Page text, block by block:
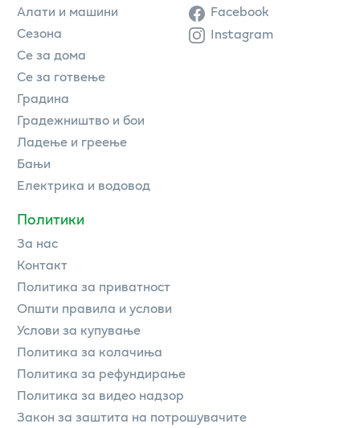
Алати и машини
Сезона
Се за дома
Се за готвење
Градина
Градежништво и бои
Ладење и греење
Бањи
Електрика и водовод
Политики
За нас
Контакт
Политика за приватност
Општи правила и услови
Услови за купување
Политика за колачиња
Политика за рефундирање
Политика за видео надзор
Закон за заштита на потрошувачите
Facebook
Instagram